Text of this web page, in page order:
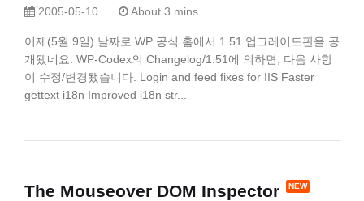
2005-05-10 About 3 mins
어제(5월 9일) 날짜로 WP 공식 홈에서 1.51 업그레이드판을 공
개됐네요. WP-Codex의 Changelog/1.51에 의하면, 다음 사항
이 수정/변경됐습니다. Login and feed fixes for IIS Faster
gettext i18n Improved i18n str...
The Mouseover DOM Inspector